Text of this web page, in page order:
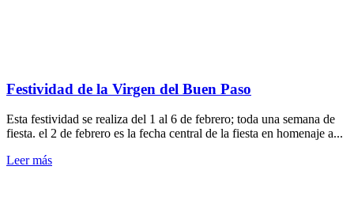
Festividad de la Virgen del Buen Paso
Esta festividad se realiza del 1 al 6 de febrero; toda una semana de
fiesta. el 2 de febrero es la fecha central de la fiesta en homenaje a...
Leer más